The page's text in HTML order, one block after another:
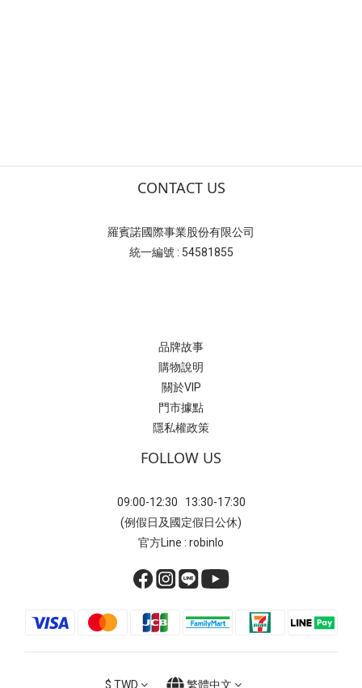
CONTACT US
羅賓諾國際事業股份有限公司
統一編號 : 54581855
品牌故事
購物說明
關於VIP
門市據點
隱私權政策
FOLLOW US
09:00-12:30 13:30-17:30
(例假日及國定假日公休)
官方Line : robinlo
$ TWD 繁體中文